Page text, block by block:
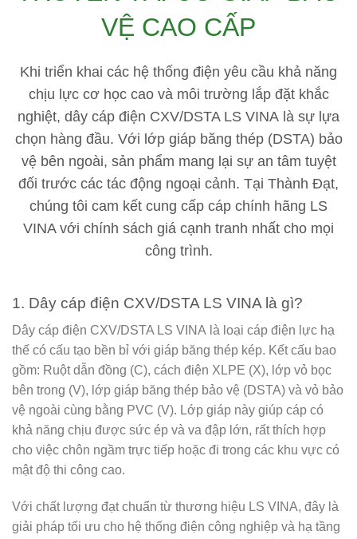
VỆ CAO CẤP
Khi triển khai các hệ thống điện yêu cầu khả năng
chịu lực cơ học cao và môi trường lắp đặt khắc
nghiệt, dây cáp điện CXV/DSTA LS VINA là sự lựa
chọn hàng đầu. Với lớp giáp băng thép (DSTA) bảo
vệ bên ngoài, sản phẩm mang lại sự an tâm tuyệt
đối trước các tác động ngoại cảnh. Tại Thành Đạt,
chúng tôi cam kết cung cấp cáp chính hãng LS
VINA với chính sách giá cạnh tranh nhất cho mọi
công trình.
1. Dây cáp điện CXV/DSTA LS VINA là gì?
Dây cáp điện CXV/DSTA LS VINA là loại cáp điện lực hạ
thế có cấu tạo bền bỉ với giáp băng thép kép. Kết cấu bao
gồm: Ruột dẫn đồng (C), cách điện XLPE (X), lớp vỏ bọc
bên trong (V), lớp giáp băng thép bảo vệ (DSTA) và vỏ bảo
vệ ngoài cùng bằng PVC (V). Lớp giáp này giúp cáp có
khả năng chịu được sức ép và va đập lớn, rất thích hợp
cho việc chôn ngầm trực tiếp hoặc đi trong các khu vực có
mật độ thi công cao.
Với chất lượng đạt chuẩn từ thương hiệu LS VINA, đây là
giải pháp tối ưu cho hệ thống điện công nghiệp và hạ tầng